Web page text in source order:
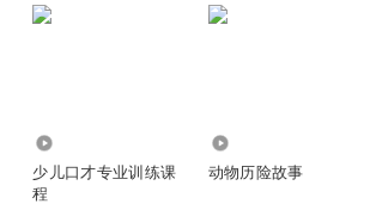
少儿口才专业训练课
程
动物历险故事